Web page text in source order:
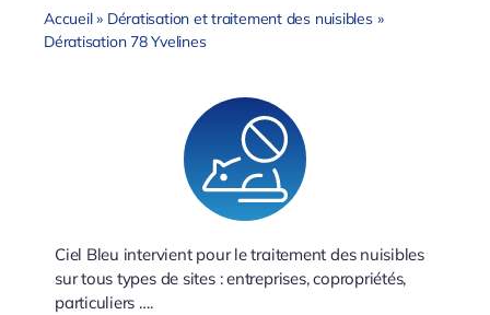
Accueil» Dératisation et traitement des nuisibles»
Dératisation 78 Yvelines
Ciel Bleu intervient pour le traitement des nuisibles
sur tous types de sites : entreprises, copropriétés,
particuliers ….